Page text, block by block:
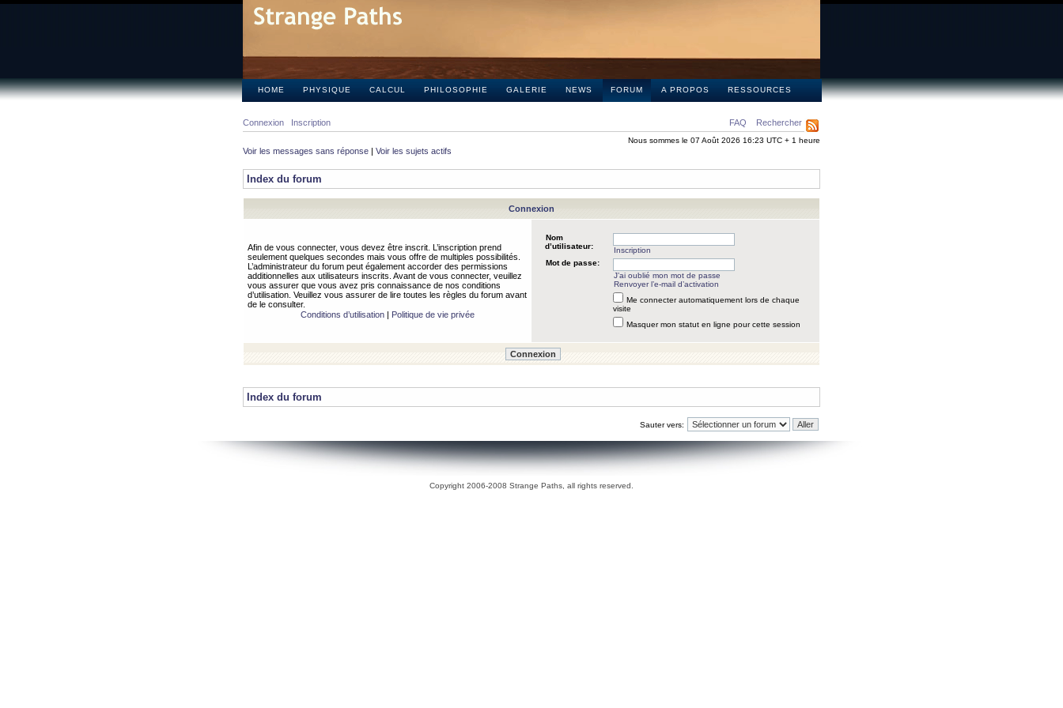
HOME PHYSIQUE CALCUL PHILOSOPHIE GALERIE NEWS FORUM A PROPOS RESSOURCES
FAQ Rechercher
Connexion Inscription
Nous sommes le 07 Août 2026 16:23 UTC + 1 heure
Voir les messages sans réponse | Voir les sujets actifs
Index du forum
Connexion
Afin de vous connecter, vous devez être inscrit. L’inscription prend
seulement quelques secondes mais vous offre de multiples possibilités.
L’administrateur du forum peut également accorder des permissions
additionnelles aux utilisateurs inscrits. Avant de vous connecter, veuillez
vous assurer que vous avez pris connaissance de nos conditions
d’utilisation. Veuillez vous assurer de lire toutes les règles du forum avant
de le consulter.
Conditions d’utilisation| Politique de vie privée
Nom
d’utilisateur:
Inscription
Mot de passe:
J’ai oublié mon mot de passe
Renvoyer l’e-mail d’activation
Me connecter automatiquement lors de chaque
visite
Masquer mon statut en ligne pour cette session
Index du forum
Sauter vers:
Copyright 2006-2008 Strange Paths, all rights reserved.